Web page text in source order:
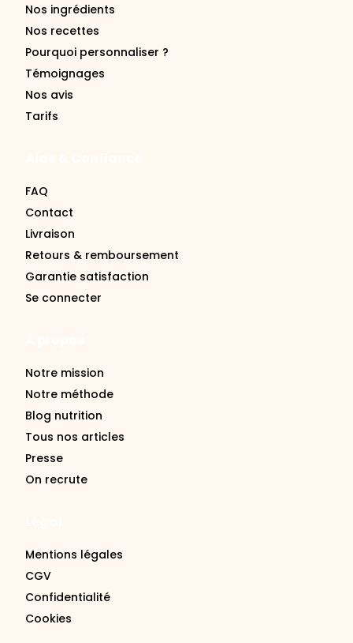
Nos ingrédients
Nos recettes
Pourquoi personnaliser ?
Témoignages
Nos avis
Tarifs
FAQ
Contact
Livraison
Retours & remboursement
Garantie satisfaction
Se connecter
Notre mission
Notre méthode
Blog nutrition
Tous nos articles
Presse
On recrute
Mentions légales
CGV
Confidentialité
Cookies